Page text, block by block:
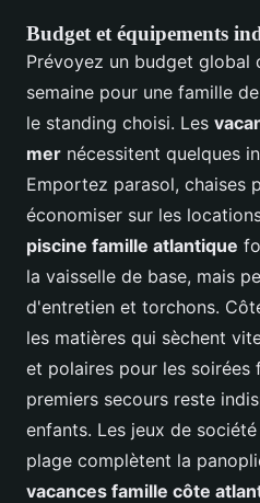
Budget et équipements
Prévoyez un budget global
semaine pour une famille
le standing choisi. Les
mer nécessitent quelques
Emportez parasol, chaises
économiser sur les
piscine famille atlantique
la vaisselle de base, mais
d'entretien et torchons.
les matières qui sèchent
et polaires pour les soirées
premiers secours reste
enfants. Les jeux de
plage complètent la
vacances famille côte